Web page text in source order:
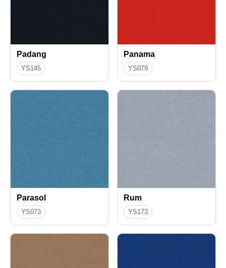
Padang
YS145
Panama
YS079
Parasol
YS073
Rum
YS173